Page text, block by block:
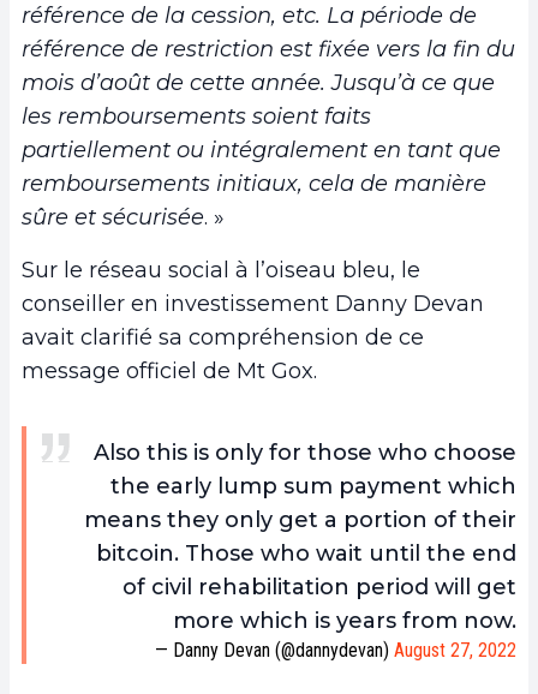
référence de la cession, etc. La période de
référence de restriction est fixée vers la fin du
mois d’août de cette année. Jusqu’à ce que
les remboursements soient faits
partiellement ou intégralement en tant que
remboursements initiaux, cela de manière
sûre et sécurisée. »
Sur le réseau social à l’oiseau bleu, le
conseiller en investissement Danny Devan
avait clarifié sa compréhension de ce
message officiel de Mt Gox.
Also this is only for those who choose
the early lump sum payment which
means they only get a portion of their
bitcoin. Those who wait until the end
of civil rehabilitation period will get
more which is years from now.
— Danny Devan (@dannydevan) August 27, 2022